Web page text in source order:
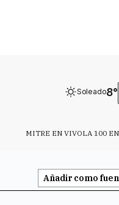
Soleado8°
MITRE EN VIVOLA 100
Añadir como